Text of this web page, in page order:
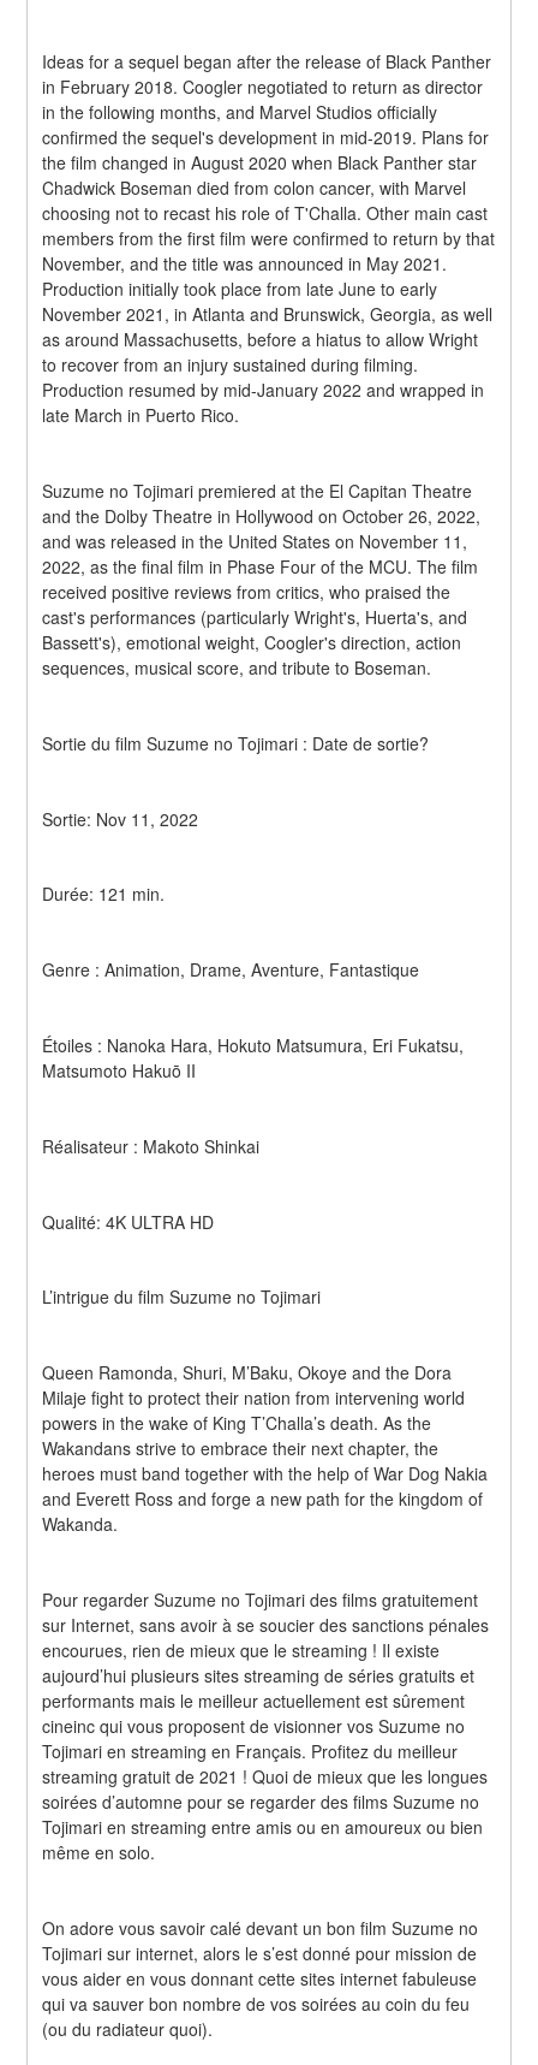
Ideas for a sequel began after the release of Black Panther
in February 2018. Coogler negotiated to return as director
in the following months, and Marvel Studios officially
confirmed the sequel's development in mid-2019. Plans for
the film changed in August 2020 when Black Panther star
Chadwick Boseman died from colon cancer, with Marvel
choosing not to recast his role of T'Challa. Other main cast
members from the first film were confirmed to return by that
November, and the title was announced in May 2021.
Production initially took place from late June to early
November 2021, in Atlanta and Brunswick, Georgia, as well
as around Massachusetts, before a hiatus to allow Wright
to recover from an injury sustained during filming.
Production resumed by mid-January 2022 and wrapped in
late March in Puerto Rico.
Suzume no Tojimari premiered at the El Capitan Theatre
and the Dolby Theatre in Hollywood on October 26, 2022,
and was released in the United States on November 11,
2022, as the final film in Phase Four of the MCU. The film
received positive reviews from critics, who praised the
cast's performances (particularly Wright's, Huerta's, and
Bassett's), emotional weight, Coogler's direction, action
sequences, musical score, and tribute to Boseman.
Sortie du film Suzume no Tojimari : Date de sortie?
Sortie: Nov 11, 2022
Durée: 121 min.
Genre : Animation, Drame, Aventure, Fantastique
Étoiles : Nanoka Hara, Hokuto Matsumura, Eri Fukatsu,
Matsumoto Hakuō II
Réalisateur : Makoto Shinkai
Qualité: 4K ULTRA HD
L’intrigue du film Suzume no Tojimari
Queen Ramonda, Shuri, M’Baku, Okoye and the Dora
Milaje fight to protect their nation from intervening world
powers in the wake of King T’Challa’s death. As the
Wakandans strive to embrace their next chapter, the
heroes must band together with the help of War Dog Nakia
and Everett Ross and forge a new path for the kingdom of
Wakanda.
Pour regarder Suzume no Tojimari des films gratuitement
sur Internet, sans avoir à se soucier des sanctions pénales
encourues, rien de mieux que le streaming ! Il existe
aujourd’hui plusieurs sites streaming de séries gratuits et
performants mais le meilleur actuellement est sûrement
cineinc qui vous proposent de visionner vos Suzume no
Tojimari en streaming en Français. Profitez du meilleur
streaming gratuit de 2021 ! Quoi de mieux que les longues
soirées d’automne pour se regarder des films Suzume no
Tojimari en streaming entre amis ou en amoureux ou bien
même en solo.
On adore vous savoir calé devant un bon film Suzume no
Tojimari sur internet, alors le s’est donné pour mission de
vous aider en vous donnant cette sites internet fabuleuse
qui va sauver bon nombre de vos soirées au coin du feu
(ou du radiateur quoi).